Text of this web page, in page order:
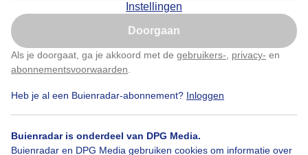
Instellingen
Doorgaan
Als je doorgaat, ga je akkoord met de gebruikers- privacy- en
abonnementsvoorwaarden
Heb je al een Buienradar-abonnement? Inloggen
Buienradar is onderdeel van DPG Media.
Buienradar en DPG Media gebruiken cookies om informatie over
Door: Chris Biesheuvel
Bekijk slideshow
Nu niet, misschien later
Klik hierom dit aan te passen